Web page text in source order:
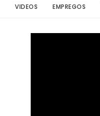
VIDEOS EMPREGOS